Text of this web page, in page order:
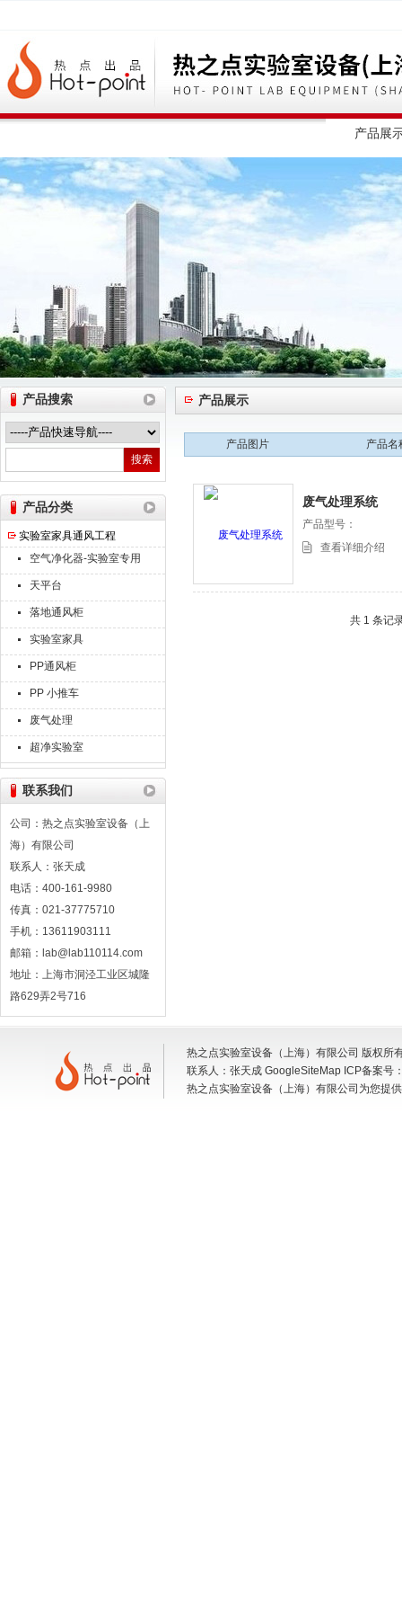
热之点实验室设备（上海）有限公司
产品展
产品搜索
产品分类
实验室家具通风工程
空气净化器-实验室专用
天平台
落地通风柜
实验室家具
PP通风柜
PP 小推车
废气处理
超净实验室
联系我们
公司：热之点实验室设备（上
海）有限公司
联系人：张天成
电话：400-161-9980
传真：021-37775710
手机：13611903111
邮箱：lab@lab110114.com
地址：上海市洞泾工业区城隆
路629弄2号716
产品展示
产品图片 产品名
废气处理系统
产品型号：
查看详细介绍
共 1 条记
热之点实验室设备（上海）有限公司 版权
联系人：张天成 GoogleSiteMap ICP备案号
热之点实验室设备（上海）有限公司为您提供